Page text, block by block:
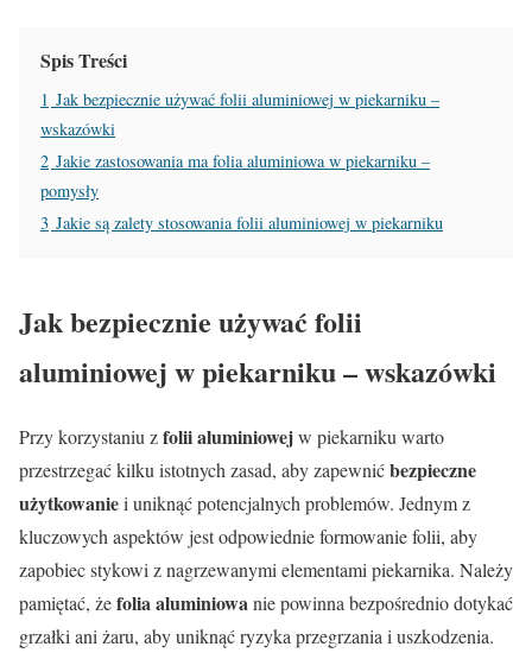
Spis Treści
1 Jak bezpiecznie używać folii aluminiowej w piekarniku –
wskazówki
2 Jakie zastosowania ma folia aluminiowa w piekarniku –
pomysły
3 Jakie są zalety stosowania folii aluminiowej w piekarniku
Jak bezpiecznie używać folii
aluminiowej w piekarniku – wskazówki
Przy korzystaniu zfolii aluminiowejw piekarniku warto
przestrzegać kilku istotnych zasad, aby zapewnićbezpieczne
użytkowaniei uniknąć potencjalnych problemów. Jednym z
kluczowych aspektów jest odpowiednie formowanie folii, aby
zapobiec stykowi z nagrzewanymi elementami piekarnika. Należy
pamiętać, żefolia aluminiowanie powinna bezpośrednio dotykać
grzałki ani żaru, aby uniknąć ryzyka przegrzania i uszkodzenia.